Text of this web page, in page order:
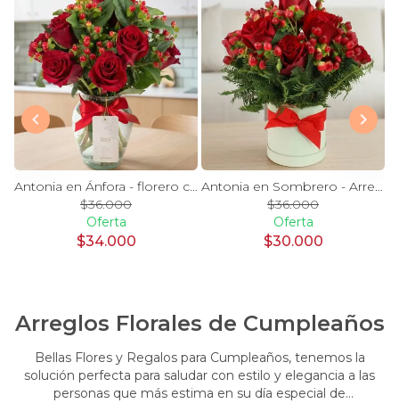
Antonia en Ánfora - florero con 9 rosas rojo e hypericum
$36.000
Oferta
$34.000
Antonia en Sombrero - Arreglo 9 rosas rojo e hypericum
$36.000
Oferta
$30.000
Arreglos Florales de Cumpleaños
Bellas Flores y Regalos para Cumpleaños, tenemos la
solución perfecta para saludar con estilo y elegancia a las
personas que más estima en su día especial de